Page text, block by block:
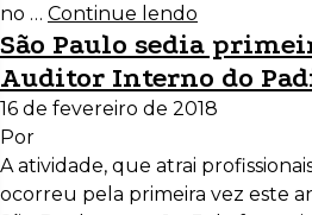
no … Continue lendo
São Paulo sedia
Auditor Interno do
16 de fevereiro de 2018
Por
A atividade, que atrai
ocorreu pela primeira vez este